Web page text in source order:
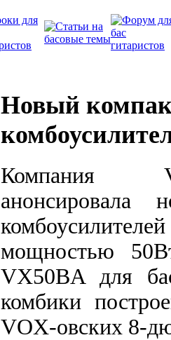
Новый
Компания
анонсировала
мощностью
VX50BA для
комбики
VOX-овских 8-